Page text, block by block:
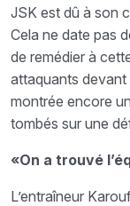
JSK est dû à son
Cela ne date pas
de remédier à
attaquants devant
montrée encore
tombés sur une
«On a trouvé
L’entraîneur